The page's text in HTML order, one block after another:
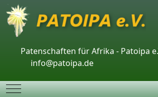
Patenschaften für Afrika - Patoipa
info@patoipa.de
Mobile Menu Toggle